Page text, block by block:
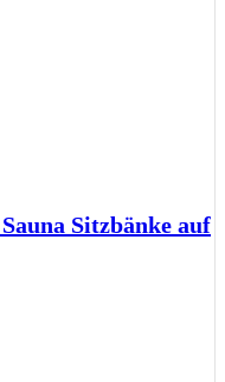
Sitzbänke auf